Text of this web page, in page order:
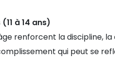
à 14 ans)
renforcent la discipline,
qui peut se